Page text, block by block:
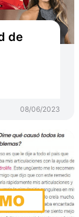
de
08/06/2023